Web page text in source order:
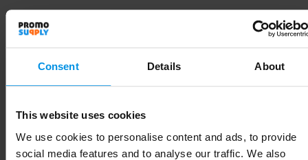
Consent Details About
This website uses cookies
We use cookies to personalise content and ads, to provide
social media features and to analyse our traffic. We also
Specificaties
Artikelnummer
Merk Aqiila